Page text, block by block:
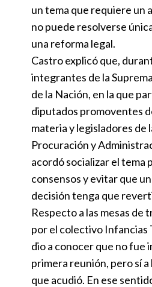
un tema que requiere un
no puede resolverse
una reforma legal.
Castro explicó que,
integrantes de la
de la Nación, en la que
diputados promoventes
materia y legisladores de
Procuración y
acordó socializar el tema
consensos y evitar que
decisión tenga que
Respecto a las mesas de
por el colectivo Infancias
dio a conocer que no fue
primera reunión, pero sí a
que acudió. En ese